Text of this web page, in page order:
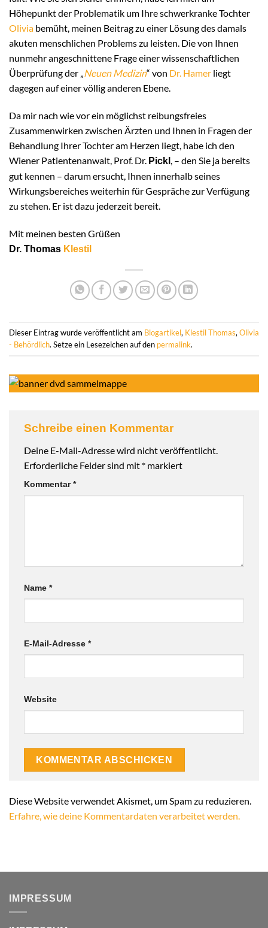
Höhepunkt der Problematik um Ihre schwerkranke Tochter
Olivia bemüht, meinen Beitrag zu einer Lösung des damals
akuten menschlichen Problems zu leisten. Die von Ihnen
nunmehr angeschnittene Frage einer wissenschaftlichen
Überprüfung der „Neuen Medizin“ von Dr. Hamer liegt
dagegen auf einer völlig anderen Ebene.
Da mir nach wie vor ein möglichst reibungsfreies
Zusammenwirken zwischen Ärzten und Ihnen in Fragen der
Behandlung Ihrer Tochter am Herzen liegt, habe ich den
Wiener Patientenanwalt, Prof. Dr. Pickl , – den Sie ja bereits
gut kennen – darum ersucht, Ihnen innerhalb seines
Wirkungsbereiches weiterhin für Gespräche zur Verfügung
zu stehen. Er ist dazu jederzeit bereit.
Mit meinen besten Grüßen
Dr. Thomas Klestil
Dieser Eintrag wurde veröffentlicht am Blogartikel, Klestil Thomas, Olivia
- Behördlich. Setze ein Lesezeichen auf den permalink.
Schreibe einen Kommentar
Deine E-Mail-Adresse wird nicht veröffentlicht.
Erforderliche Felder sind mit * markiert
Kommentar*
Name *
E-Mail-Adresse *
Website
Diese Website verwendet Akismet, um Spam zu reduzieren.
Erfahre, wie deine Kommentardaten verarbeitet werden.
IMPRESSUM